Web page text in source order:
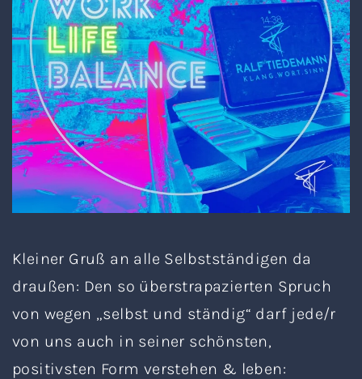
Kleiner Gruß an alle Selbstständigen da
draußen: Den so überstrapazierten Spruch
von wegen „selbst und ständig“ darf jede/r
von uns auch in seiner schönsten,
positivsten Form verstehen & leben: